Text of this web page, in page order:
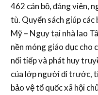
462 cán bộ, đảng viên,
tù. Quyển sách giúp các
Mỹ – Ngụy tại nhà lao
nền móng giáo dục cho
nối tiếp và phát huy
của lớp người đi trước,
bảo vệ tổ quốc xã hội